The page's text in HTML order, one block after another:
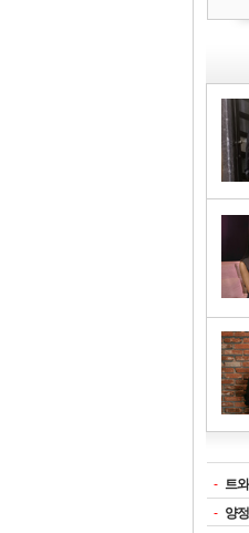
- 트
- 양